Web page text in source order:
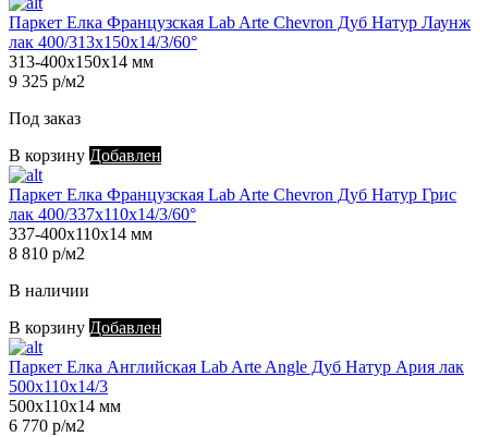
Паркет Елка Французская Lab Arte Chevron Дуб Натур Лаунж
лак 400/313х150х14/3/60°
313-400х150х14 мм
9 325 р/м2
Под заказ
В корзину Добавлен
Паркет Елка Французская Lab Arte Chevron Дуб Натур Грис
лак 400/337х110х14/3/60°
337-400х110х14 мм
8 810 р/м2
В наличии
В корзину Добавлен
Паркет Елка Английская Lab Arte Angle Дуб Натур Ария лак
500х110х14/3
500х110х14 мм
6 770 р/м2